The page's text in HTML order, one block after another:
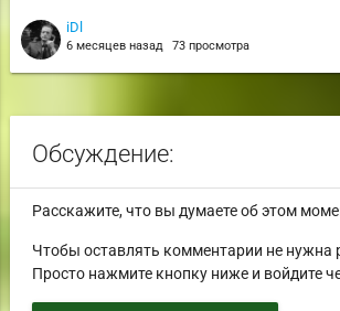
iDl
6 месяцев назад 73 просмотра
Обсуждение:
Расскажите, что вы думаете об этом
Чтобы оставлять комментарии не нужна
Просто нажмите кнопку ниже и войдите